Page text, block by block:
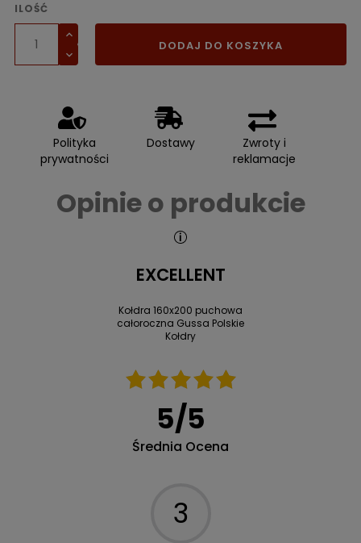
ILOŚĆ
DODAJ DO KOSZYKA
Polityka
prywatności
Dostawy
Zwroty i
reklamacje
Opinie o produkcie
EXCELLENT
Kołdra 160x200 puchowa
całoroczna Gussa Polskie
Kołdry
5/5
Średnia Ocena
3